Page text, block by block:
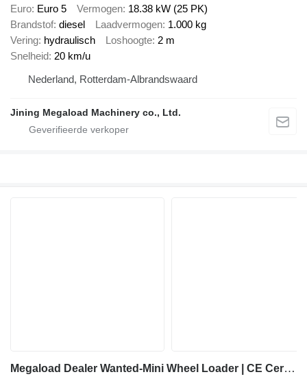
Euro Euro 5 Vermogen 18.38 kW (25 PK)
Brandstof diesel Laadvermogen 1.000 kg
Vering hydraulisch Loshoogte 2 m
Snelheid 20 km/u
Nederland, Rotterdam-Albrandswaard
Jining Megaload Machinery co., Ltd.
Megaload Dealer Wanted-Mini Wheel Loader | CE Certified | Best Choice for